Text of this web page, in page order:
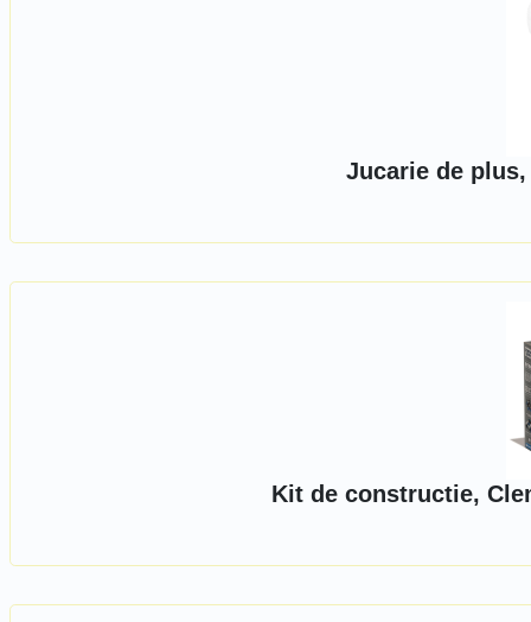
Jucarie de
Kit de constructie,